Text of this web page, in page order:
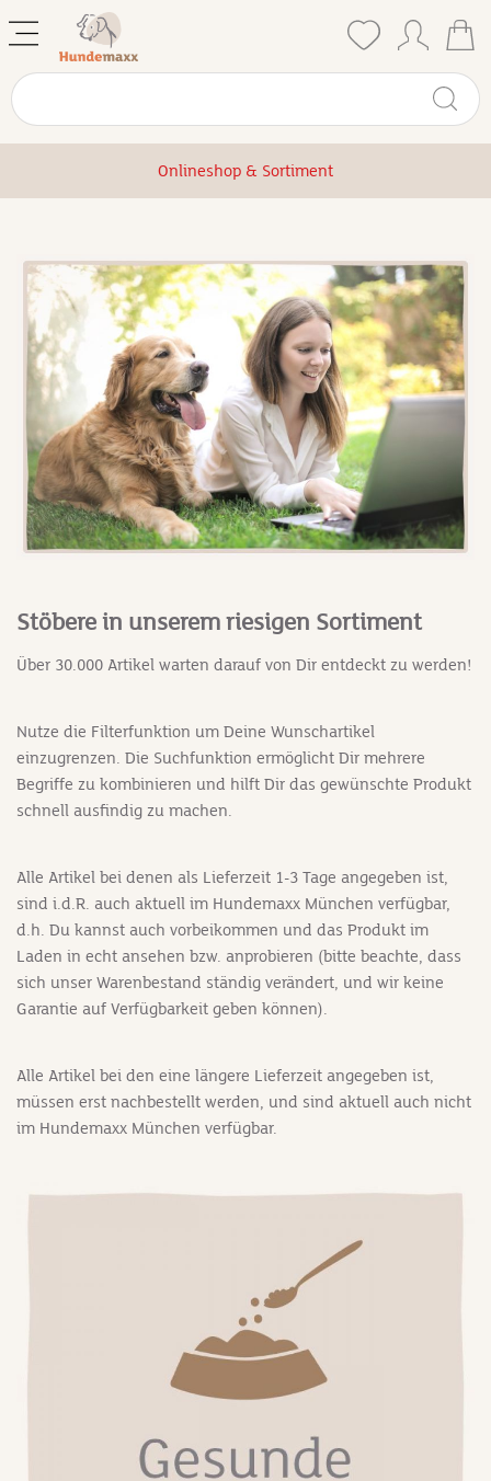
Onlineshop & Sortiment
Stöbere in unserem riesigen Sortiment
Über 30.000 Artikel warten darauf von Dir entdeckt zu werden!
Nutze die Filterfunktion um Deine Wunschartikel
einzugrenzen. Die Suchfunktion ermöglicht Dir mehrere
Begriffe zu kombinieren und hilft Dir das gewünschte Produkt
schnell ausfindig zu machen.
Alle Artikel bei denen als Lieferzeit 1-3 Tage angegeben ist,
sind i.d.R. auch aktuell im Hundemaxx München verfügbar,
d.h. Du kannst auch vorbeikommen und das Produkt im
Laden in echt ansehen bzw. anprobieren (bitte beachte, dass
sich unser Warenbestand ständig verändert, und wir keine
Garantie auf Verfügbarkeit geben können).
Alle Artikel bei den eine längere Lieferzeit angegeben ist,
müssen erst nachbestellt werden, und sind aktuell auch nicht
im Hundemaxx München verfügbar.